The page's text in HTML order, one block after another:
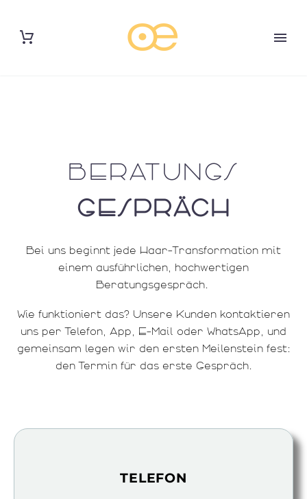
BERATUNGS
GESPRÄCH
Bei uns beginnt jede Haar-Transformation mit
einem ausführlichen, hochwertigen
Beratungsgespräch.
Wie funktioniert das? Unsere Kunden kontaktieren
uns per Telefon, App, E-Mail oder WhatsApp, und
gemeinsam legen wir den ersten Meilenstein fest:
den Termin für das erste Gespräch.
TELEFON